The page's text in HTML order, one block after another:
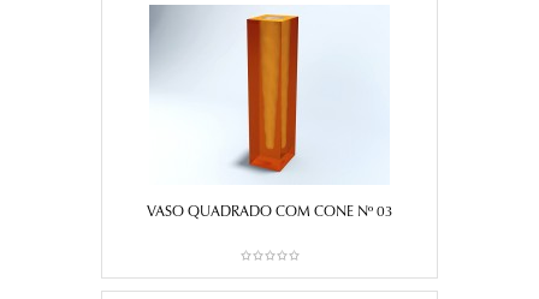
VASO QUADRADO COM CONE Nº 03